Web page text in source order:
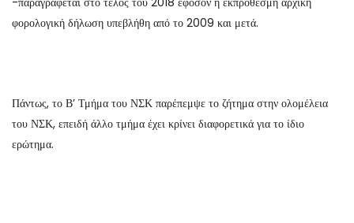
φορολογική δήλωση υπεβλήθη από το 2009 και μετά.
Πάντως, το Β’ Τμήμα του ΝΣΚ παρέπεμψε το ζήτημα στην ολομέλεια
του ΝΣΚ, επειδή άλλο τμήμα έχει κρίνει διαφορετικά για το ίδιο
ερώτημα.